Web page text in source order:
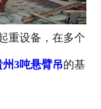
平台
重设备，在多个
州3吨悬臂吊的基